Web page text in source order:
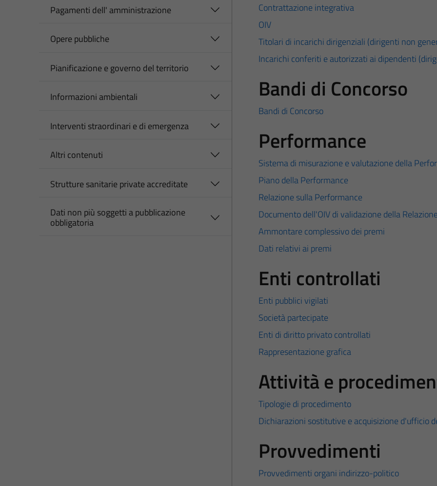
Pagamenti dell' amministrazione
Opere pubbliche
Pianificazione e governo del territorio
Informazioni ambientali
Interventi straordinari e di emergenza
Altri contenuti
Strutture sanitarie private accreditate
Dati non più soggetti a pubblicazione
obbligatoria
Contrattazione integrativa
OIV
Titolari di incarichi dirigenziali (dirigenti non
Incarichi conferiti e autorizzati ai dipendenti
Bandi di Concorso
Bandi di Concorso
Performance
Sistema di misurazione e valutazione della
Piano della Performance
Relazione sulla Performance
Documento dell'OIV di validazione della
Ammontare complessivo dei premi
Dati relativi ai premi
Enti controllati
Enti pubblici vigilati
Società partecipate
Enti di diritto privato controllati
Rappresentazione grafica
Attività e
Tipologie di procedimento
Dichiarazioni sostitutive e acquisizione d'ufficio
Provvedimenti
Provvedimenti organi indirizzo-politico